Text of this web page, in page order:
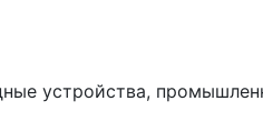
устройства,